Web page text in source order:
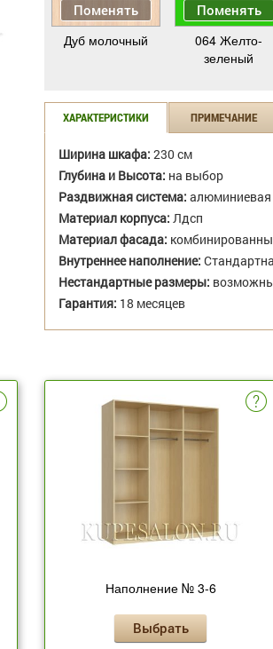
Поменять
Дуб молочный
Поменять
064 Желто-
зеленый
ХАРАКТЕРИСТИКИ ПРИМЕЧАНИЕ
Ширина шкафа: 230 см
Глубина и Высота: на выбор
Раздвижная система:
Материал корпуса: Лдсп
Материал фасада:
Внутреннее наполнение:
Нестандартные размеры:
Гарантия: 18 месяцев
Наполнение № 3-6
Выбрать